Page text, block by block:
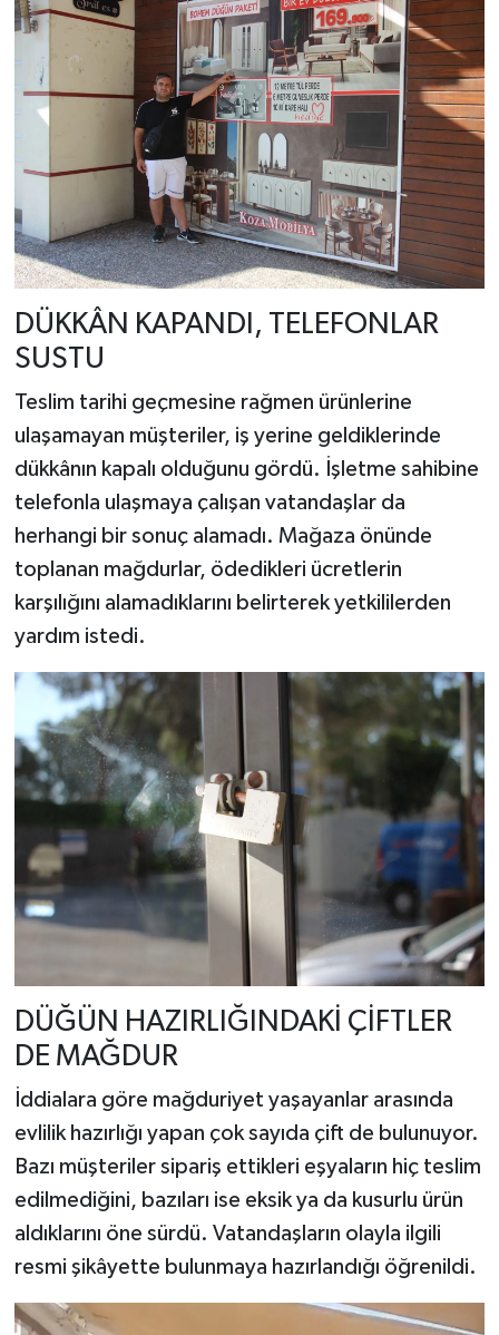
DÜKKÂN KAPANDI, TELEFONLAR
SUSTU
Teslim tarihi geçmesine rağmen ürünlerine
ulaşamayan müşteriler, iş yerine geldiklerinde
dükkânın kapalı olduğunu gördü. İşletme sahibine
telefonla ulaşmaya çalışan vatandaşlar da
herhangi bir sonuç alamadı. Mağaza önünde
toplanan mağdurlar, ödedikleri ücretlerin
karşılığını alamadıklarını belirterek yetkililerden
yardım istedi.
DÜĞÜN HAZIRLIĞINDAKİ ÇİFTLER
DE MAĞDUR
İddialara göre mağduriyet yaşayanlar arasında
evlilik hazırlığı yapan çok sayıda çift de bulunuyor.
Bazı müşteriler sipariş ettikleri eşyaların hiç teslim
edilmediğini, bazıları ise eksik ya da kusurlu ürün
aldıklarını öne sürdü. Vatandaşların olayla ilgili
resmi şikâyette bulunmaya hazırlandığı öğrenildi.